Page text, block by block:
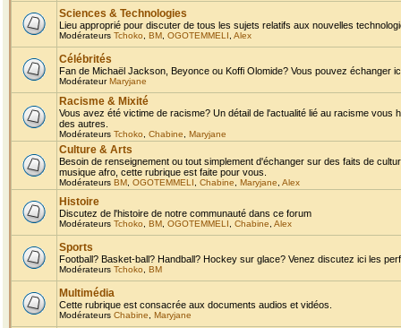
Sciences & Technologies
Lieu approprié pour discuter de tous les sujets relatifs aux nouvelles
Modérateurs Tchoko BM OGOTEMMELI Alex
Célébrités
Fan de Michaël Jackson, Beyonce ou Koffi Olomide? Vous pouvez échanger
ModérateurMaryjane
Racisme & Mixité
Vous avez été victime de racisme? Un détail de l'actualité lié au racisme
des autres.
Modérateurs Tchoko Chabine Maryjane
Culture & Arts
Besoin de renseignement ou tout simplement d'échanger sur des faits de
musique afro, cette rubrique est faite pour vous.
Modérateurs BM OGOTEMMELI Chabine Maryjane Alex
Histoire
Discutez de l'histoire de notre communauté dans ce forum
Modérateurs Tchoko BM OGOTEMMELI Chabine Alex
Sports
Football? Basket-ball? Handball? Hockey sur glace? Venez discutez ici les
Modérateurs Tchoko BM
Multimédia
Cette rubrique est consacrée aux documents audios et vidéos.
Modérateurs Chabine Maryjane